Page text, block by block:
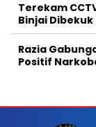
Terekam
Binjai Dibekuk
Razia
Positif